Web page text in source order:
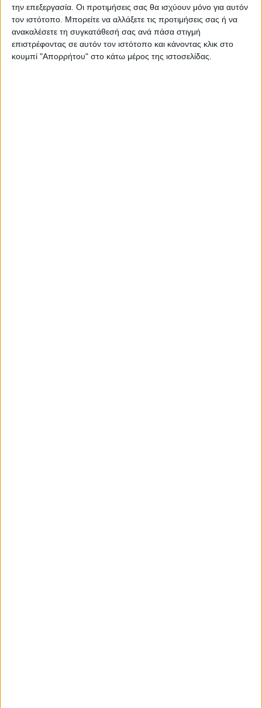
την επεξεργασία. Οι προτιμήσεις σας θα ισχύουν μόνο για αυτόν
τον ιστότοπο. Μπορείτε να αλλάξετε τις προτιμήσεις σας ή να
ανακαλέσετε τη συγκατάθεσή σας ανά πάσα στιγμή
επιστρέφοντας σε αυτόν τον ιστότοπο και κάνοντας κλικ στο
κουμπί "Απορρήτου" στο κάτω μέρος της ιστοσελίδας.
Ακολούθησε την εφημερίδα ΝΕΟΣ
ΑΓΩΝ στο Google News!
Όλες οι εξελίξεις στην περιοχή της
Καρδίτσας και ευρύτερα της Θεσσαλίας